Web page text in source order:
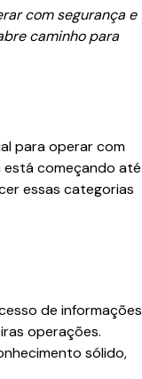
com segurança e
caminho para
para operar com
está começando até
essas categorias
de informações
operações.
sólido,